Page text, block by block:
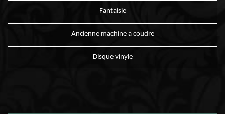
Fantaisie
Ancienne machine a coudre
Disque vinyle